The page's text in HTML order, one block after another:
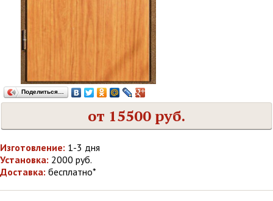
Поделиться…
от 15500 руб.
Изготовление: 1-3 дня
Установка: 2000 руб.
Доставка: бесплатно*